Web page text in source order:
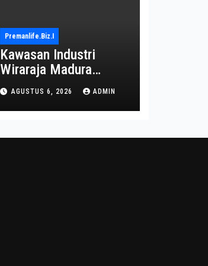
Premanlife.biz.i
Kawasan Industri
Wiraraja Madura
Diproyeksi Jadi Pusat
Ekonomi Baru
AGUSTUS 6, 2026 ADMIN